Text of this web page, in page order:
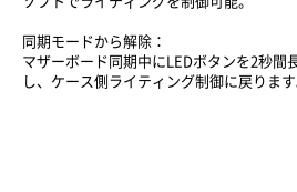
同期モードから解除：
マザーボード同期中にLEDボタンを2秒間
し、ケース側ライティング制御に戻ります